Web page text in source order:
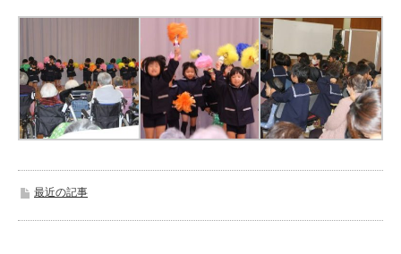
最近の記事